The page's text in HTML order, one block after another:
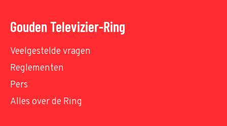
Gouden Televizier-Ring
Veelgestelde vragen
Reglementen
Pers
Alles over de Ring